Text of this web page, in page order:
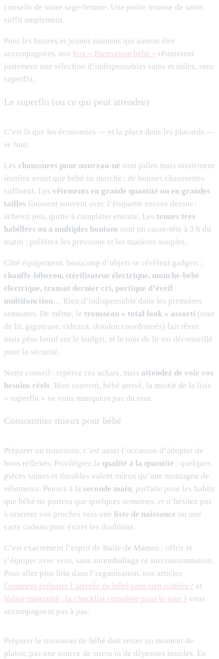
conseils de votre sage-femme. Une petite trousse de soins
suffit amplement.
Pour les futures et jeunes mamans qui aiment être
accompagnées, nos box « Bienvenue bébé » réunissent
justement une sélection d’indispensables sains et utiles, sans
superflu.
Le superflu (ou ce qui peut attendre)
C’est là que les économies — et la place dans les placards —
se font.
Les chaussures pour nouveau-né sont jolies mais totalement
inutiles avant que bébé ne marche : de bonnes chaussettes
suffisent. Les vêtements en grande quantité ou en grandes
tailles finissent souvent avec l’étiquette encore dessus :
achetez peu, quitte à compléter ensuite. Les tenues très
habillées ou à multiples boutons sont un casse-tête à 3 h du
matin ; préférez les pressions et les matières souples.
Côté équipement, beaucoup d’objets se révèlent gadgets :
chauffe-biberon, stérilisateur électrique, mouche-bébé
électrique, transat dernier cri, portique d’éveil
multifonction… Rien d’indispensable dans les premières
semaines. De même, le trousseau « total look » assorti (tour
de lit, gigoteuse, rideaux, doudou coordonnés) fait rêver
mais pèse lourd sur le budget, et le tour de lit est déconseillé
pour la sécurité.
Notre conseil : repérez ces achats, mais attendez de voir vos
besoins réels. Bien souvent, bébé arrivé, la moitié de la liste
« superflu » ne vous manquera pas du tout.
Consommer mieux pour bébé
Préparer un trousseau, c’est aussi l’occasion d’adopter de
bons réflexes. Privilégiez la qualité à la quantité : quelques
pièces saines et durables valent mieux qu’une montagne de
vêtements. Pensez à la seconde main, parfaite pour les habits
que bébé ne portera que quelques semaines, et n’hésitez pas
à orienter vos proches vers une liste de naissance ou une
carte cadeau pour éviter les doublons.
C’est exactement l’esprit de Bulle de Maman : offrir et
s’équiper avec sens, sans suremballage ni surconsommation.
Pour aller plus loin dans l’organisation, nos articles
Comment préparer l’arrivée de bébé sans rien oublier ? et
Valise maternité : la checklist complète pour le jour J vous
accompagnent pas à pas.
Préparer le trousseau de bébé doit rester un moment de
plaisir, pas une source de stress ni de dépenses inutiles. En